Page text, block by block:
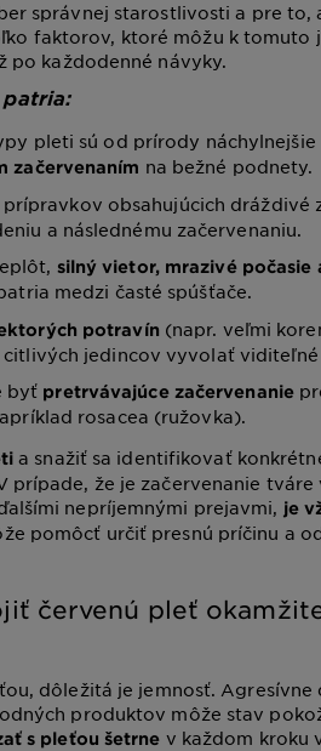
správnej starostlivosti a pre to,
faktorov, ktoré môžu k tomuto
po každodenné návyky.
patria:
pleti sú od prírody náchylnejšie
začervenaním na bežné podnety.
prípravkov obsahujúcich dráždivé
a následnému začervenaniu.
silný vietor, mrazivé počasie
medzi časté spúšťače.
potravín (napr. veľmi
jedincov vyvolať viditeľné
byť pretrvávajúce začervenanie
rosacea (ružovka).
a snažiť sa identifikovať
prípade, že je začervenanie tváre
nepríjemnými prejavmi, je
pomôcť určiť presnú príčinu a
červenú pleť
dôležitá je jemnosť. Agresívne
produktov môže stav
s pleťou šetrne v každom kroku